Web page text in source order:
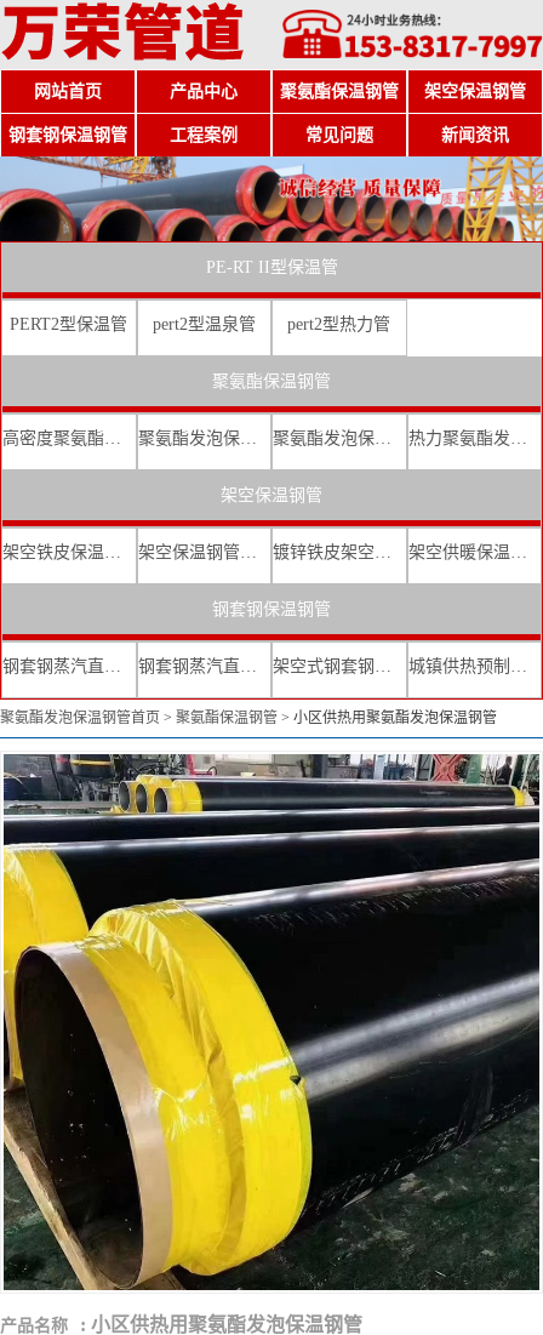
网站首页 产品中心 聚氨酯保温钢管 架空保温钢管
钢套钢保温钢管 工程案例 常见问题 新闻资讯
PE-RT II型保温管
PERT2型保温管 pert2型温泉管 pert2型热力管
聚氨酯保温钢管
高密度聚氨酯发泡保温钢管 聚氨酯发泡保温钢管厂家 聚氨酯发泡保温钢管价格 热力聚氨酯发泡直埋保温钢管
架空保温钢管
架空铁皮保温钢管 架空保温钢管厂家 镀锌铁皮架空保温管 架空供暖保温钢管
钢套钢保温钢管
钢套钢蒸汽直埋复合保温管 钢套钢蒸汽直埋保温管厂家 架空式钢套钢保温管 城镇供热预制直埋蒸汽保温管
聚氨酯发泡保温钢管首页 > 聚氨酯保温钢管 > 小区供热用聚氨酯发泡保温钢管
产品名称 : 小区供热用聚氨酯发泡保温钢管